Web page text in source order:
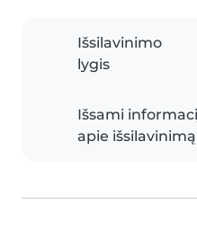
Išsilavinimo
lygis
Išsami
apie išsilavinimą